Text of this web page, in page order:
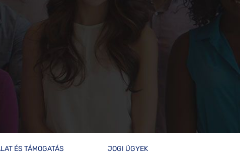
ÉS TÁMOGATÁS JOGI ÜGYEK